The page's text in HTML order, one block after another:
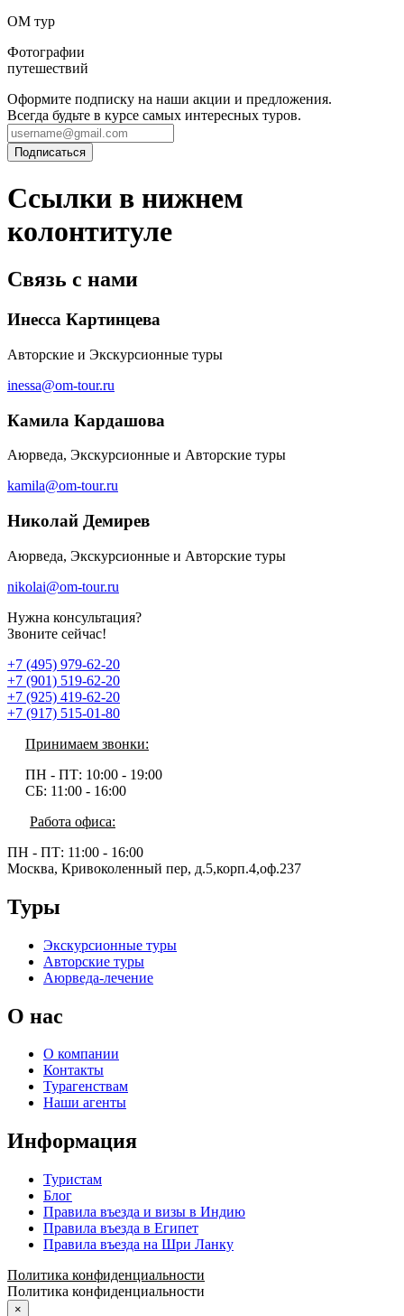
ОМ тур
Фотографии
путешествий
Оформите подписку на наши акции и предложения.
Всегда будьте в курсе самых интересных туров.
Ссылки в нижнем
колонтитуле
Связь с нами
Инесса Картинцева
Авторские и Экскурсионные туры
inessa@om-tour.ru
Камила Кардашова
Аюрведа, Экскурсионные и Авторские туры
kamila@om-tour.ru
Николай Демирев
Аюрведа, Экскурсионные и Авторские туры
nikolai@om-tour.ru
Нужна консультация?
Звоните сейчас!
+7 (495) 979-62-20
+7 (901) 519-62-20
+7 (925) 419-62-20
+7 (917) 515-01-80
Принимаем звонки:
ПН - ПТ: 10:00 - 19:00
СБ: 11:00 - 16:00
Работа офиса:
ПН - ПТ: 11:00 - 16:00
Москва, Кривоколенный пер, д.5,корп.4,оф.237
Туры
Экскурсионные туры
Авторские туры
Аюрведа-лечение
О нас
О компании
Контакты
Турагенствам
Наши агенты
Информация
Туристам
Блог
Правила въезда и визы в Индию
Правила въезда в Египет
Правила въезда на Шри Ланку
Политика конфиденциальности
Политика конфиденциальности
×